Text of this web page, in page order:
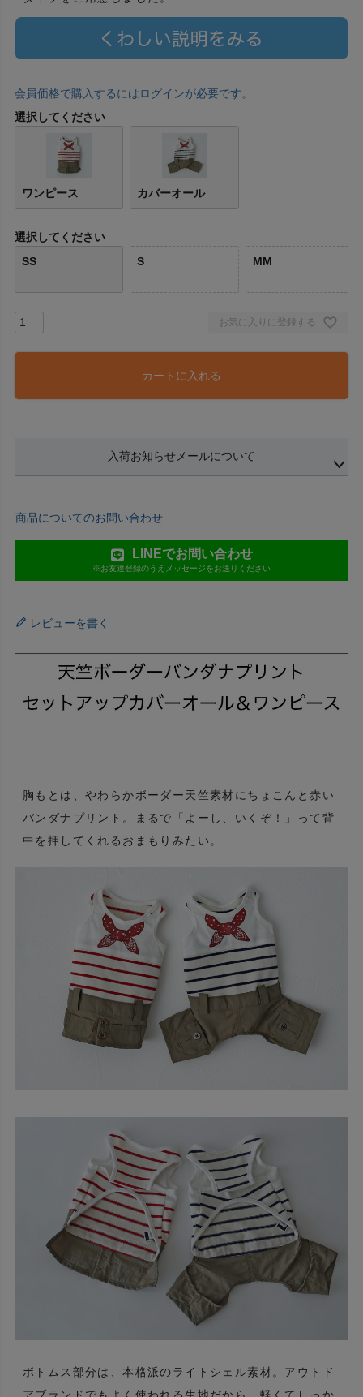
会員価格で購入するにはログインが必要です。
選択してください
ワンピース カバーオール
選択してください
SS
S MM
お気に入りに登録する
カートに入れる
入荷お知らせメールについて
商品についてのお問い合わせ
LINEでお問い合わせ
※お友達登録のうえメッセージをお送りください
レビューを書く
胸もとは、やわらかボーダー天竺素材にちょこんと赤い
バンダナプリント。まるで「よーし、いくぞ！」って背
中を押してくれるおまもりみたい。
ボトムス部分は、本格派のライトシェル素材。アウトド